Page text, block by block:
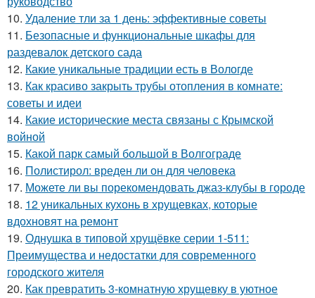
10. Удаление тли за 1 день: эффективные советы
11. Безопасные и функциональные шкафы для
раздевалок детского сада
12. Какие уникальные традиции есть в Вологде
13. Как красиво закрыть трубы отопления в комнате:
советы и идеи
14. Какие исторические места связаны с Крымской
войной
15. Какой парк самый большой в Волгограде
16. Полистирол: вреден ли он для человека
17. Можете ли вы порекомендовать джаз-клубы в городе
18. 12 уникальных кухонь в хрущевках, которые
вдохновят на ремонт
19. Однушка в типовой хрущёвке серии 1-511:
Преимущества и недостатки для современного
городского жителя
20. Как превратить 3-комнатную хрущевку в уютное